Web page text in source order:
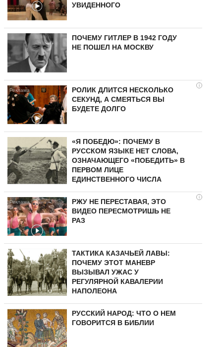
УВИДЕННОГО
ПОЧЕМУ ГИТЛЕР В 1942 ГОДУ
НЕ ПОШЕЛ НА МОСКВУ
i
РОЛИК ДЛИТСЯ НЕСКОЛЬКО
СЕКУНД, А СМЕЯТЬСЯ ВЫ
БУДЕТЕ ДОЛГО
«Я ПОБЕДЮ»: ПОЧЕМУ В
РУССКОМ ЯЗЫКЕ НЕТ СЛОВА,
ОЗНАЧАЮЩЕГО «ПОБЕДИТЬ» В
ПЕРВОМ ЛИЦЕ
ЕДИНСТВЕННОГО ЧИСЛА
i
РЖУ НЕ ПЕРЕСТАВАЯ, ЭТО
ВИДЕО ПЕРЕСМОТРИШЬ НЕ
РАЗ
ТАКТИКА КАЗАЧЬЕЙ ЛАВЫ:
ПОЧЕМУ ЭТОТ МАНЕВР
ВЫЗЫВАЛ УЖАС У
РЕГУЛЯРНОЙ КАВАЛЕРИИ
НАПОЛЕОНА
РУССКИЙ НАРОД: ЧТО О НЕМ
ГОВОРИТСЯ В БИБЛИИ